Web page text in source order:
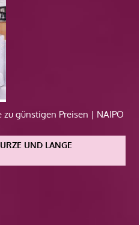
zu günstigen Preisen | NAIPO
UND LANGE